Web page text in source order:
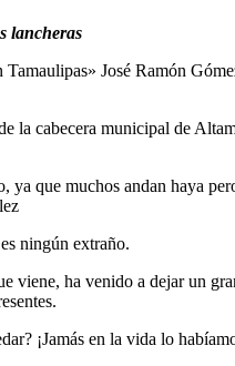
lancheras
José Ramón
la cabecera municipal de
que muchos andan haya
ningún extraño.
ha venido a dejar un
¡Jamás en la vida lo